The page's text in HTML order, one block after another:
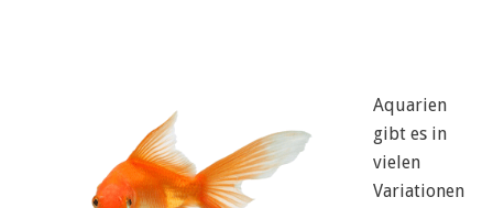
Aquarien
gibt es in
vielen
Variationen